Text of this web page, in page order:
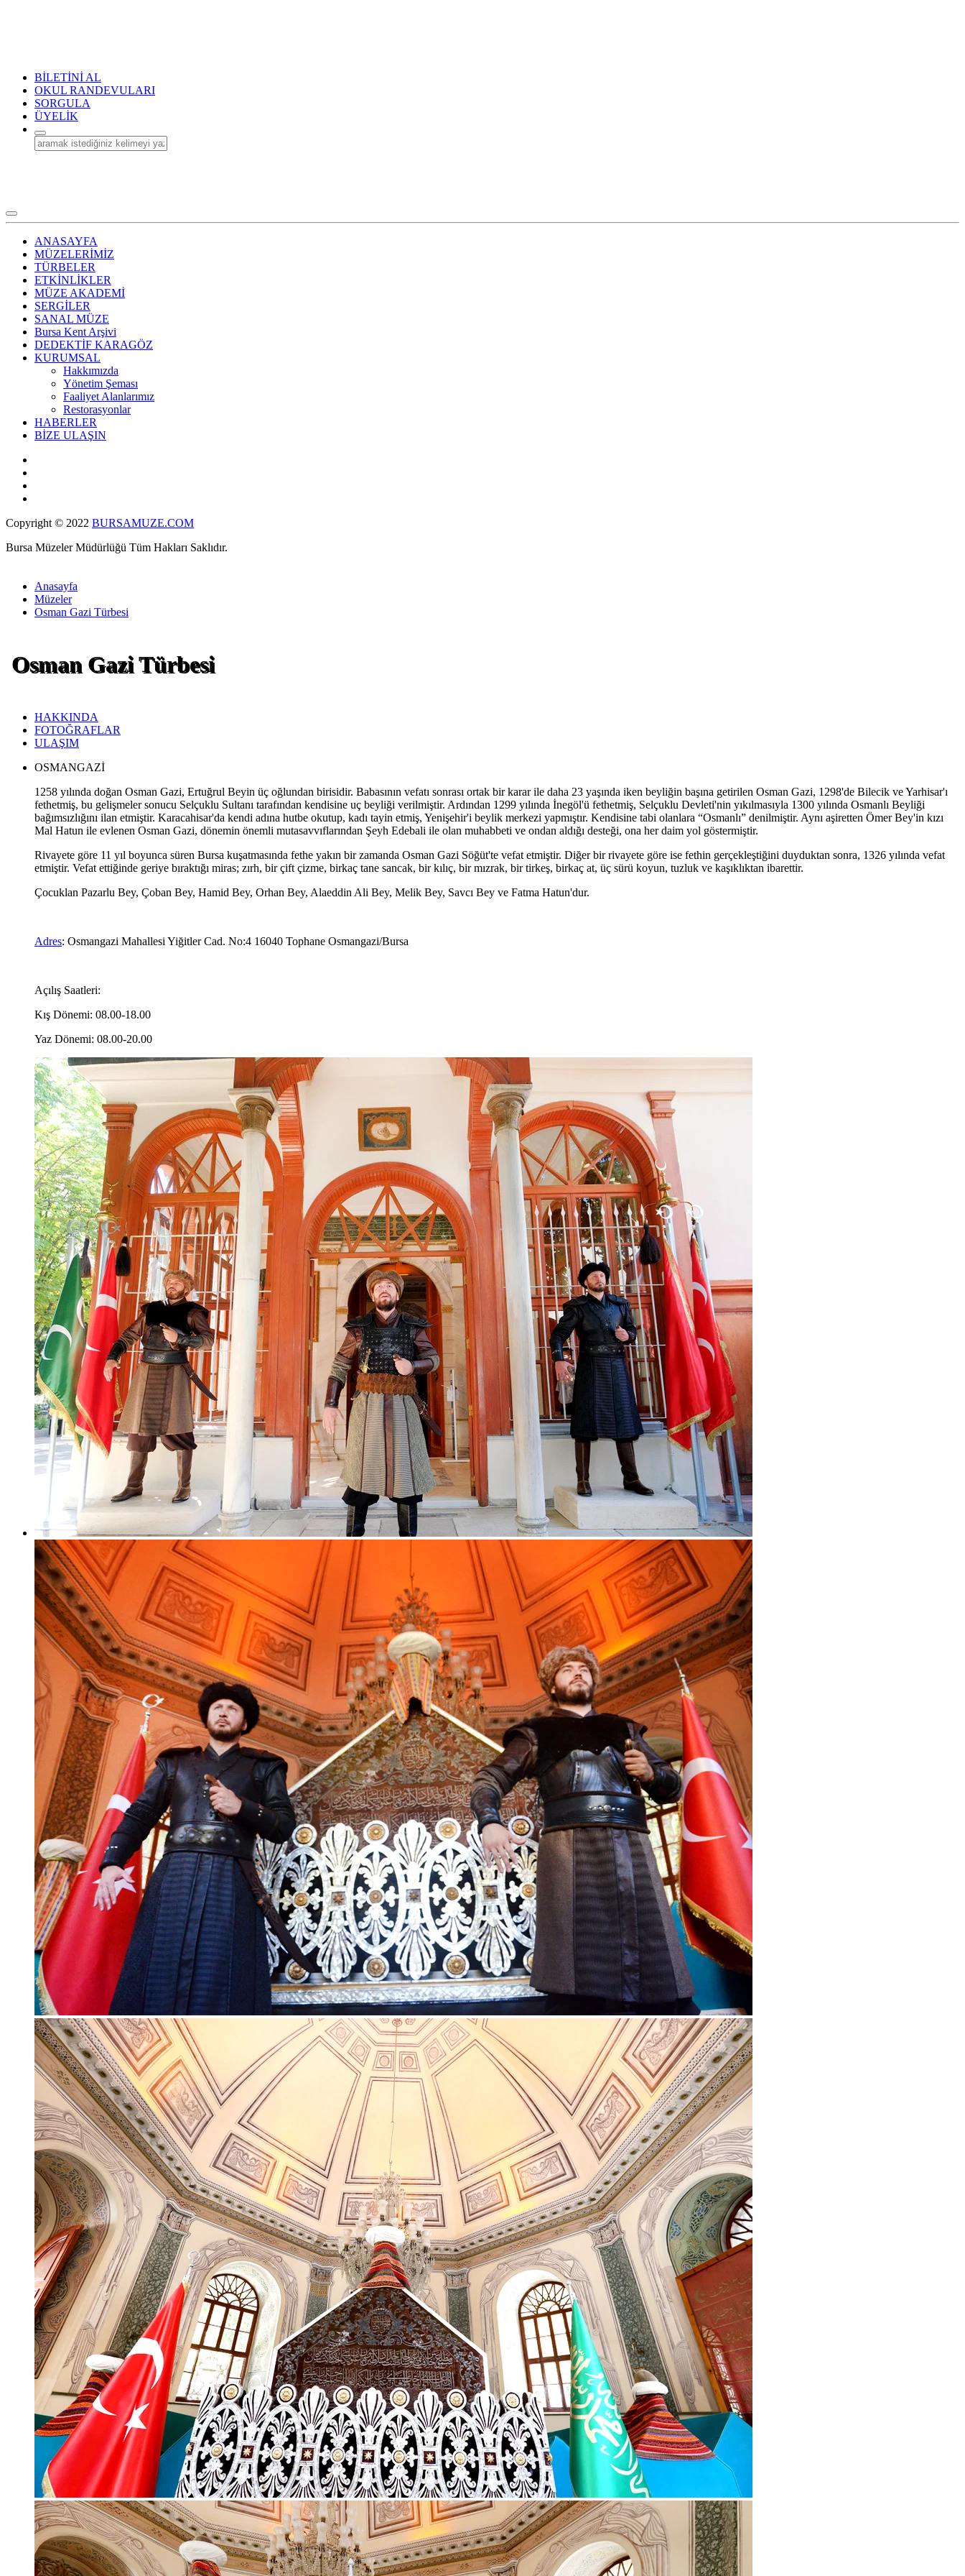
BİLETİNİ AL
OKUL RANDEVULARI
SORGULA
ÜYELİK
ANASAYFA
MÜZELERİMİZ
TÜRBELER
ETKİNLİKLER
MÜZE AKADEMİ
SERGİLER
SANAL MÜZE
Bursa Kent Arşivi
DEDEKTİF KARAGÖZ
KURUMSAL
Hakkımızda
Yönetim Şeması
Faaliyet Alanlarımız
Restorasyonlar
HABERLER
BİZE ULAŞIN
Copyright © 2022 BURSAMUZE.COM
Bursa Müzeler Müdürlüğü Tüm Hakları Saklıdır.
Anasayfa
Müzeler
Osman Gazi Türbesi
Osman Gazi Türbesi
HAKKINDA
FOTOĞRAFLAR
ULAŞIM
OSMANGAZİ
1258 yılında doğan Osman Gazi, Ertuğrul Beyin üç oğlundan birisidir. Babasının vefatı sonrası ortak bir karar ile daha 23 yaşında iken beyliğin başına getirilen Osman Gazi, 1298'de Bilecik ve Yarhisar'ı
fethetmiş, bu gelişmeler sonucu Selçuklu Sultanı tarafından kendisine uç beyliği verilmiştir. Ardından 1299 yılında İnegöl'ü fethetmiş, Selçuklu Devleti'nin yıkılmasıyla 1300 yılında Osmanlı Beyliği
bağımsızlığını ilan etmiştir. Karacahisar'da kendi adına hutbe okutup, kadı tayin etmiş, Yenişehir'i beylik merkezi yapmıştır. Kendisine tabi olanlara “Osmanlı” denilmiştir. Aynı aşiretten Ömer Bey'in kızı
Mal Hatun ile evlenen Osman Gazi, dönemin önemli mutasavvıflarından Şeyh Edebali ile olan muhabbeti ve ondan aldığı desteği, ona her daim yol göstermiştir.
Rivayete göre 11 yıl boyunca süren Bursa kuşatmasında fethe yakın bir zamanda Osman Gazi Söğüt'te vefat etmiştir. Diğer bir rivayete göre ise fethin gerçekleştiğini duyduktan sonra, 1326 yılında vefat
etmiştir. Vefat ettiğinde geriye bıraktığı miras; zırh, bir çift çizme, birkaç tane sancak, bir kılıç, bir mızrak, bir tirkeş, birkaç at, üç sürü koyun, tuzluk ve kaşıklıktan ibarettir.
Çocuklan Pazarlu Bey, Çoban Bey, Hamid Bey, Orhan Bey, Alaeddin Ali Bey, Melik Bey, Savcı Bey ve Fatma Hatun'dur.
Adres: Osmangazi Mahallesi Yiğitler Cad. No:4 16040 Tophane Osmangazi/Bursa
Açılış Saatleri:
Kış Dönemi: 08.00-18.00
Yaz Dönemi: 08.00-20.00